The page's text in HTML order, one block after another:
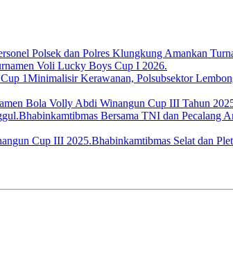
Polsek dan Polres Klungkung Amankan
Voli Lucky Boys Cup I 2026.
Minimalisir Kerawanan, Polsubsektor
Bola Volly Abdi Winangun Cup III Tahun
Bhabinkamtibmas Bersama TNI dan Pecalang
Bhabinkamtibmas Selat dan